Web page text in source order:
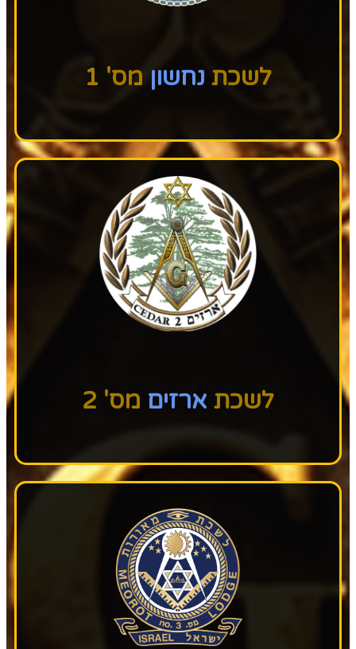
לשכת נחשון מס' 1
לשכת ארזים מס' 2